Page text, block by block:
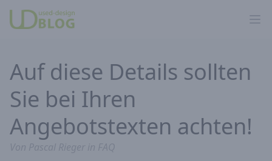
Auf diese Details sollten
Sie bei Ihren
Angebotstexten achten!